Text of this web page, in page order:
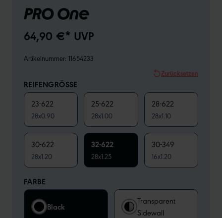
PRO One
64,90 €* UVP
Artikelnummer: 11654233
Zurücksetzen
REIFENGRÖSSE
23-622
28x0.90
25-622
28x1.00
28-622
28x1.10
30-622
28x1.20
32-622
28x1.25
30-349
16x1.20
FARBE
Black
Transparent
Sidewall